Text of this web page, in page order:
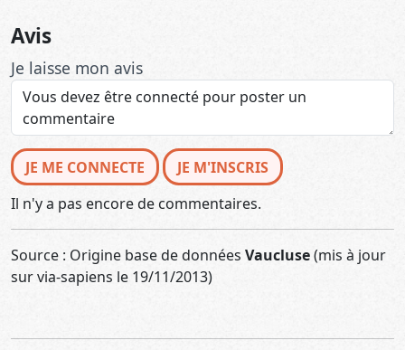
Avis
Je laisse mon avis
JE ME CONNECTE
JE M'INSCRIS
Il n'y a pas encore de commentaires.
Source : Origine base de données Vaucluse(mis à jour
sur via-sapiens le 19/11/2013)